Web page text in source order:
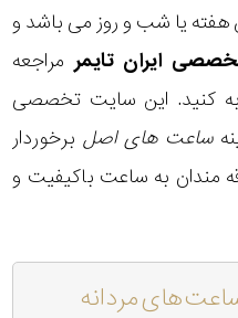
هفته یا شب و روز می باشد و
ایران تایمر مراجعه
کنید. این سایت تخصصی
ساعت های اصل برخوردار
مندان به ساعت باکیفیت و
های مردانه